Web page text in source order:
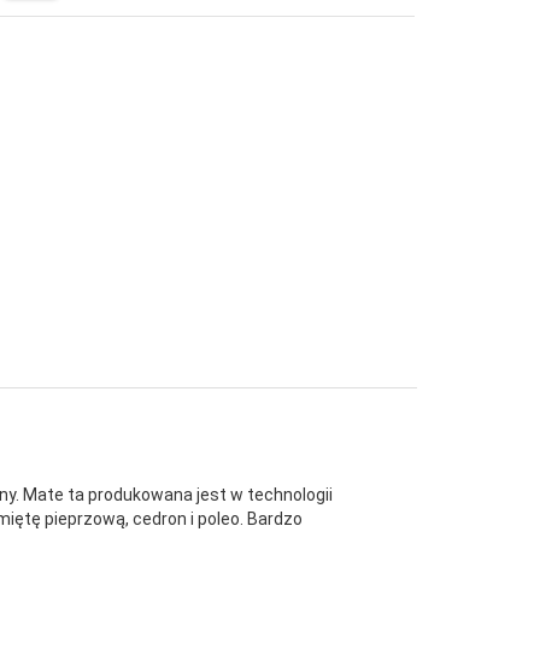
Mate ta produkowana jest w technologii
pieprzową, cedron i poleo. Bardzo